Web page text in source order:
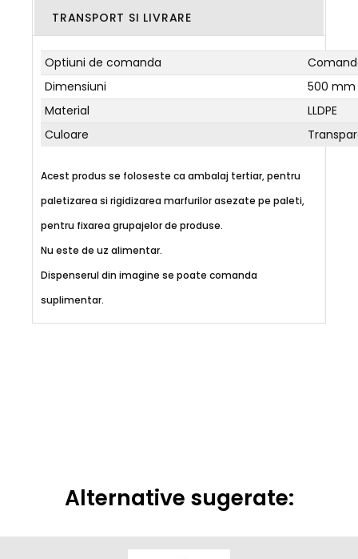
TRANSPORT SI LIVRARE
Optiuni de comanda
Dimensiuni
500 mm
Material
LLDPE
Culoare
Acest produs se foloseste ca ambalaj tertiar, pentru
paletizarea si rigidizarea marfurilor asezate pe paleti,
pentru fixarea grupajelor de produse.
Nu este de uz alimentar.
Dispenserul din imagine se poate comanda
suplimentar.
Alternative sugerate: